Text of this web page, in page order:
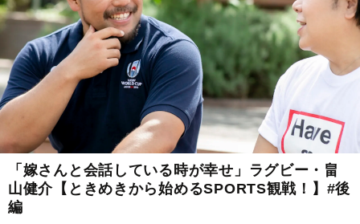
「嫁さんと会話している時が幸せ」ラグビー・畠
山健介【ときめきから始めるSPORTS観戦！】#後
編